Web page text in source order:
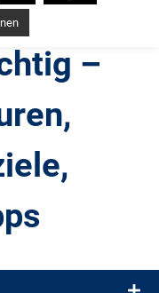
–
Blog für alle, die gern